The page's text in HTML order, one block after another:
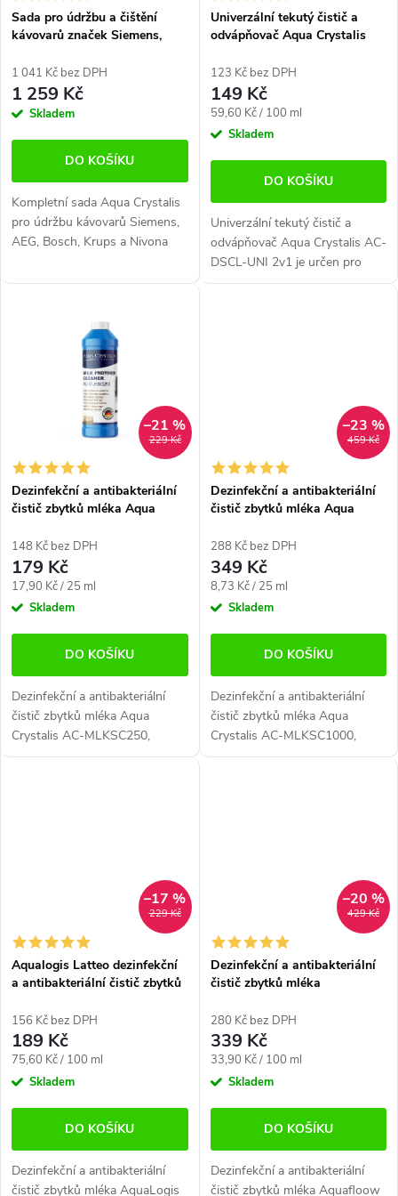
r
o
d
u
k
t
ů
r
o
d
u
k
t
ů
Sada pro údržbu a čištění
kávovarů značek Siemens,
1 041 Kč bez DPH
1 259 Kč
Skladem
DO KOŠÍKU
Kompletní sada Aqua Crystalis
pro údržbu kávovarů Siemens,
AEG, Bosch, Krups a Nivona
filtraci vody, odvápnění, čištění
Univerzální tekutý čistič a
odvápňovač Aqua Crystalis
123 Kč bez DPH
149 Kč
Měrná
cena:
59,60 Kč / 100 ml
Skladem
DO KOŠÍKU
Univerzální tekutý čistič a
odvápňovač Aqua Crystalis AC-
DSCL-UNI 2v1 je určen pro
odstranění vodního kamene,
229 Kč
–21 %
Dezinfekční a antibakteriální
čistič zbytků mléka Aqua
ml)
148 Kč bez DPH
179 Kč
Měrná
cena:
17,90 Kč / 25 ml
Skladem
DO KOŠÍKU
Dezinfekční a antibakteriální
čistič zbytků mléka Aqua
Crystalis AC-MLKSC250,
vhodný na čištění trysek a
459 Kč
–23 %
Dezinfekční a antibakteriální
čistič zbytků mléka Aqua
(1000 ml)
288 Kč bez DPH
349 Kč
Měrná
cena:
8,73 Kč / 25 ml
Skladem
DO KOŠÍKU
Dezinfekční a antibakteriální
čistič zbytků mléka Aqua
Crystalis AC-MLKSC1000,
vhodný na čištění trysek a
229 Kč
–17 %
Aqualogis Latteo dezinfekční
a antibakteriální čistič zbytků
156 Kč bez DPH
189 Kč
Měrná
cena:
75,60 Kč / 100 ml
Skladem
DO KOŠÍKU
Dezinfekční a antibakteriální
čistič zbytků mléka AquaLogis
429 Kč
–20 %
Dezinfekční a antibakteriální
čistič zbytků mléka
280 Kč bez DPH
339 Kč
Měrná
cena:
33,90 Kč / 100 ml
Skladem
DO KOŠÍKU
Dezinfekční a antibakteriální
čistič zbytků mléka Aquafloow